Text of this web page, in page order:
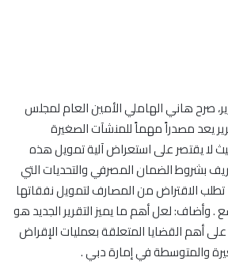
صرح هاني الهاملي الأمين العام لمجلس
يعد مصدراً مهماً للمنشآت الصغيرة
لا يقتصر على استعراض آلية تمويل هذه
بشروط الضمان المصرفي والتحديات التي
تطلب الاقتراض من المصارف لتمويل نفقاتها
. وأضاف: لعل أهم ما يميز التقرير الجديد هو
أهم القضايا المتعلقة بعمليات الإقراض
والمتوسطة في إمارة دبي .